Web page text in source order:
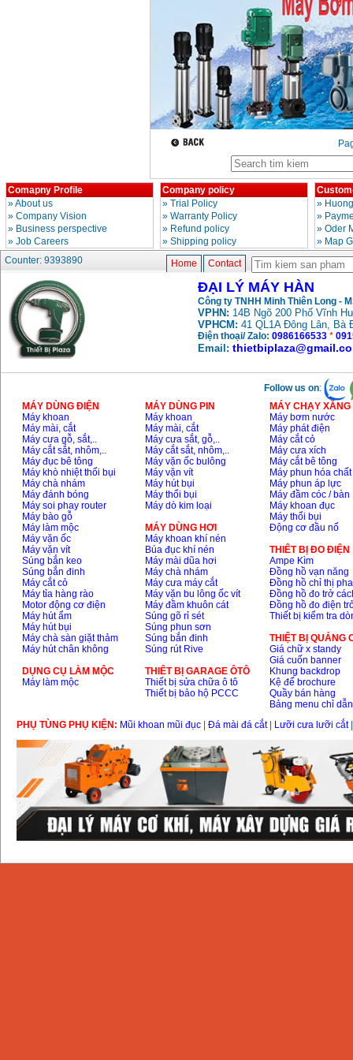
Comapny Profile
»About us
» Company Vision
» Business perspective
» Job Careers
Company policy
» Trial Policy
» Warranty Policy
» Refund policy
» Shipping policy
»
»
» Oder
» Map
Counter: 9393890
Home Contact
ĐẠI LÝ MÁY HÀN
Công ty TNHH Minh Thiên Long -
VPHN: 14B Ngõ 200 Phố Vĩnh
VPHCM: 41 QL1A Đông Lân, Bà
Điện thoại/ Zalo: 0986166533 *
Email:
Follow us on:
MÁY DÙNG ĐIỆN
Máy khoan
Máy mài, cắt
Máy cưa gỗ, sắt,..
Máy cắt sắt, nhôm,..
Máy đục bê tông
Máy khò nhiệt thổi bụi
Máy chà nhám
Máy đánh bóng
Máy soi phay router
Máy bào gỗ
Máy làm mộc
Máy vặn ốc
Máy vặn vít
Súng bắn keo
Súng bắn đinh
Máy cắt cỏ
Máy tỉa hàng rào
Motor động cơ điện
Máy hút ẩm
Máy hút bụi
Máy chà sàn giặt thảm
Máy hút chân không
DỤNG CỤ LÀM MỘC
Máy làm mộc
MÁY DÙNG PIN
Máy khoan
Máy mài, cắt
Máy cưa sắt, gỗ,..
Máy cắt sắt, nhôm,..
Máy vặn ốc bulông
Máy vặn vít
Máy hút bụi
Máy thổi bụi
Máy dò kim loại
MÁY DÙNG HƠI
Máy khoan khí nén
Búa đục khí nén
Máy mài dũa hơi
Máy chà nhám
Máy cưa máy cắt
Máy vặn bu lông ốc vít
Máy đầm khuôn cát
Súng gõ rỉ sét
Súng phun sơn
Súng bắn đinh
Súng rút Rive
THIÊT BỊ GARAGE ÔTÔ
Thiết bị sửa chữa ô tô
Thiết bị bảo hộ PCCC
MÁY CHẠY
Máy bơm nước
Máy phát điện
Máy cắt cỏ
Máy cưa xích
Máy cắt bê tông
Máy phun hóa chất
Máy phun áp lực
Máy đầm cóc / bàn
Máy khoan đục
Máy thổi bụi
Động cơ đầu nổ
THIÊT BỊ ĐO ĐIỆN
Ampe Kìm
Đồng hồ vạn năng
Đồng hồ chỉ thị pha
Đồng hồ đo trở
Đồng hồ đo điện
Thiết bị kiểm tra
THIỆT BỊ QUẢNG
Giá chữ x standy
Giá cuốn banner
Khung backdrop
Kệ để brochure
Quầy bán hàng
Bảng menu chỉ dẫn
PHỤ TÙNG PHỤ KIỆN: Mũi khoan mũi đục Đá mài đá cắt| Lưỡi cưa lưỡi cắt